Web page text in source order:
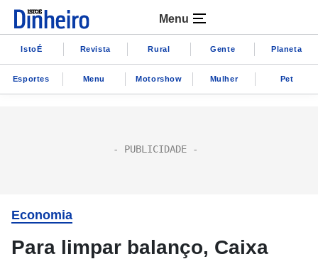
Menu
IstoÉ Revista Rural Gente Planeta
Esportes Menu Motorshow Mulher Pet
Economia
Para limpar balanço, Caixa